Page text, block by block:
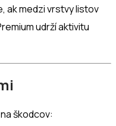
ak medzi vrstvy listov
udrží aktivitu
škodcov: